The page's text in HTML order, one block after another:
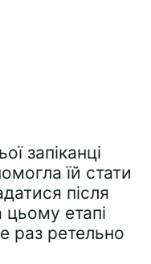
запіканці
їй стати
після
етапі
раз ретельно